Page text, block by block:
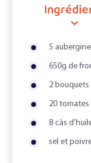
5
650g de
2 bouquets
20
8 càs
sel et